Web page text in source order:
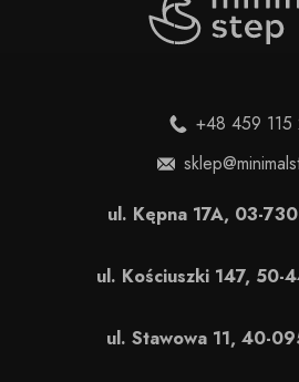
+48 459 115
ul. Kępna 17A, 03-
ul. Kościuszki 147, 50-
ul. Stawowa 11, 40-